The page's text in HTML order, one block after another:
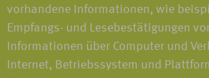
vorhandene Informationen, wie
Empfangs- und Lesebestätigungen
Informationen über Computer und
Internet, Betriebssystem und